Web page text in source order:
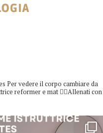
Per vedere il corpo cambiare da
reformer e mat 👇🏻Allenati con